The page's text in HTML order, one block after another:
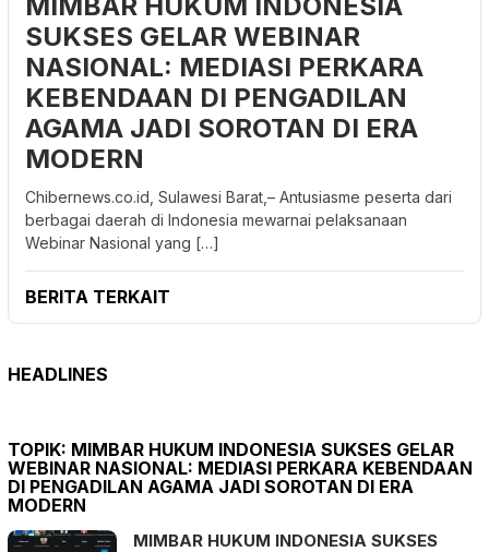
SUKSES GELAR WEBINAR
NASIONAL: MEDIASI PERKARA
KEBENDAAN DI PENGADILAN
AGAMA JADI SOROTAN DI ERA
MODERN
Chibernews.co.id, Sulawesi Barat,– Antusiasme peserta dari
berbagai daerah di Indonesia mewarnai pelaksanaan
Webinar Nasional yang […]
BERITA TERKAIT
HEADLINES
TOPIK: MIMBAR HUKUM INDONESIA SUKSES GELAR
WEBINAR NASIONAL: MEDIASI PERKARA KEBENDAAN
DI PENGADILAN AGAMA JADI SOROTAN DI ERA
MODERN
MIMBAR HUKUM INDONESIA SUKSES